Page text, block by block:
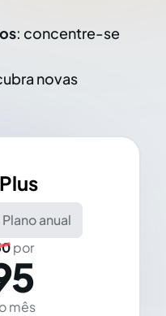
: concentre-se
novas
Plano anual
por
mês